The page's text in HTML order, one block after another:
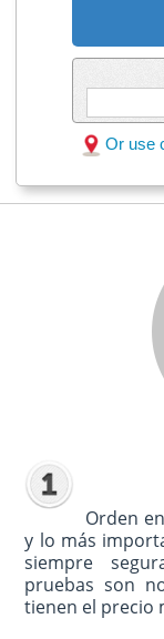
Or use
Orden
y lo más
siempre
pruebas son
tienen el precio